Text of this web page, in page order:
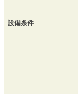
設備条件